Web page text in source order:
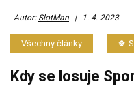
Autor: SlotMan | 1. 4. 2023
Všechny články 🍀
Kdy se losuje